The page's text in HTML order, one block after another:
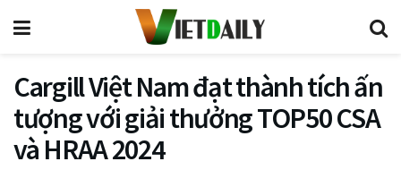
Cargill Việt Nam đạt thành tích ấn
tượng với giải thưởng TOP50 CSA
và HRAA 2024